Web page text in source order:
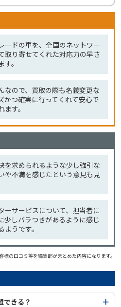
ードの車を、全国のネットワー
取り寄せてくれた対応力の早さ
。
なので、買取の際も名義変更な
かつ確実に行ってくれて安心で
す。
を求められるような少し強引な
や不満を感じたという意見も見
ーサービスについて、担当者に
少しバラつきがあるように感じ
うです。
様の口コミ等を編集部がまとめた内容になります。
できる？